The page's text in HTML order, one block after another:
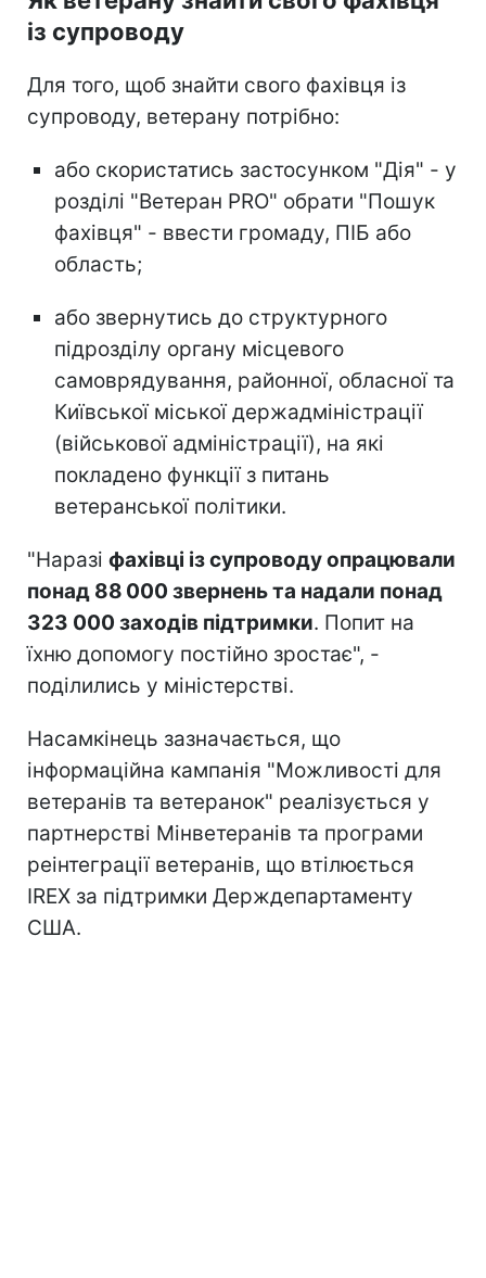
із супроводу
Для того, щоб знайти свого фахівця із
супроводу, ветерану потрібно:
або скористатись застосунком "Дія" - у
розділі "Ветеран PRO" обрати "Пошук
фахівця" - ввести громаду, ПІБ або
область;
або звернутись до структурного
підрозділу органу місцевого
самоврядування, районної, обласної та
Київської міської держадміністрації
(військової адміністрації), на які
покладено функції з питань
ветеранської політики.
"Наразі фахівці із супроводу опрацювали
понад 88 000 звернень та надали понад
323 000 заходів підтримки. Попит на
їхню допомогу постійно зростає", -
поділились у міністерстві.
Насамкінець зазначається, що
інформаційна кампанія "Можливості для
ветеранів та ветеранок" реалізується у
партнерстві Мінветеранів та програми
реінтеграції ветеранів, що втілюється
IREX за підтримки Держдепартаменту
США.